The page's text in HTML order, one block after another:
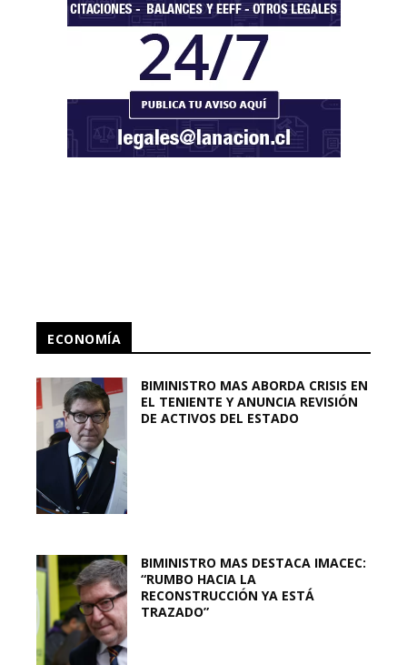
ECONOMÍA
BIMINISTRO MAS ABORDA CRISIS EN
EL TENIENTE Y ANUNCIA REVISIÓN
DE ACTIVOS DEL ESTADO
BIMINISTRO MAS DESTACA IMACEC:
“RUMBO HACIA LA
RECONSTRUCCIÓN YA ESTÁ
TRAZADO”